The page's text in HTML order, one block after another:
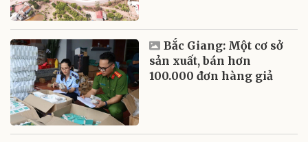
Bắc Giang: Một cơ sở
sản xuất, bán hơn
100.000 đơn hàng giả